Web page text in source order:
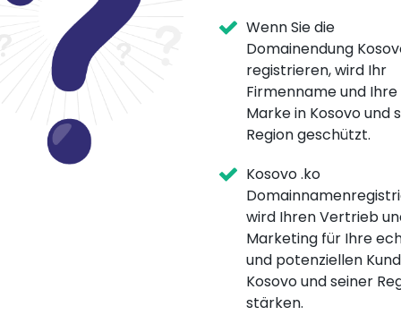
Wenn Sie die
Domainendung
registrieren, wird Ihr
Firmenname und Ihre
Marke in Kosovo und
Region geschützt.
Kosovo .ko
wird Ihren Vertrieb
Marketing für Ihre
und potenziellen
Kosovo und seiner
stärken.